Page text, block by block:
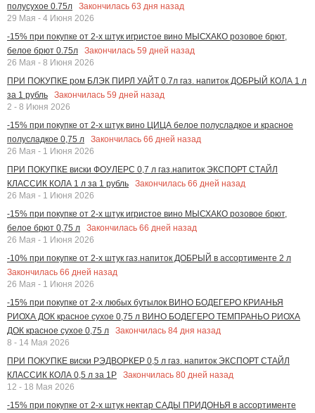
полусухое 0.75л
Закончилась 63 дня назад
29 Мая - 4 Июня 2026
-15% при покупке от 2-х штук игристое вино МЫСХАКО розовое брют,
белое брют 0.75л
Закончилась 59 дней назад
26 Мая - 8 Июня 2026
ПРИ ПОКУПКЕ ром БЛЭК ПИРЛ УАЙТ 0.7л газ. напиток ДОБРЫЙ КОЛА 1 л
за 1 рубль
Закончилась 59 дней назад
2 - 8 Июня 2026
-15% при покупке от 2-х штук вино ЦИЦА белое полусладкое и красное
полусладкое 0,75 л
Закончилась 66 дней назад
26 Мая - 1 Июня 2026
ПРИ ПОКУПКЕ виски ФОУЛЕРС 0,7 л газ.напиток ЭКСПОРТ СТАЙЛ
КЛАССИК КОЛА 1 л за 1 рубль
Закончилась 66 дней назад
26 Мая - 1 Июня 2026
-15% при покупке от 2-х штук игристое вино МЫСХАКО розовое брют,
белое брют 0,75 л
Закончилась 66 дней назад
26 Мая - 1 Июня 2026
-10% при покупке от 2-х штук газ.напиток ДОБРЫЙ в ассортименте 2 л
Закончилась 66 дней назад
26 Мая - 1 Июня 2026
-15% при покупке от 2-х любых бутылок ВИНО БОДЕГЕРО КРИАНЬЯ
РИОХА ДОК красное сухое 0,75 л ВИНО БОДЕГЕРО ТЕМПРАНЬО РИОХА
ДОК красное сухое 0,75 л
Закончилась 84 дня назад
8 - 14 Мая 2026
ПРИ ПОКУПКЕ виски РЭДВОРКЕР 0,5 л газ. напиток ЭКСПОРТ СТАЙЛ
КЛАССИК КОЛА 0,5 л за 1Р
Закончилась 80 дней назад
12 - 18 Мая 2026
-15% при покупке от 2-х штук нектар САДЫ ПРИДОНЬЯ в ассортименте